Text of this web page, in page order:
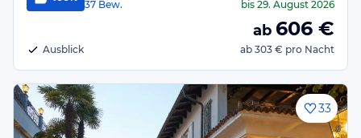
37 Bew.
Ausblick
bis 29. August 2026
ab 606 €
ab 303 € pro Nacht
33